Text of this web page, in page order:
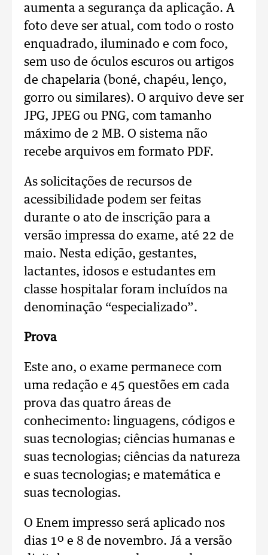
aumenta a segurança da aplicação. A
foto deve ser atual, com todo o rosto
enquadrado, iluminado e com foco,
sem uso de óculos escuros ou artigos
de chapelaria (boné, chapéu, lenço,
gorro ou similares). O arquivo deve ser
JPG, JPEG ou PNG, com tamanho
máximo de 2 MB. O sistema não
recebe arquivos em formato PDF.
As solicitações de recursos de
acessibilidade podem ser feitas
durante o ato de inscrição para a
versão impressa do exame, até 22 de
maio. Nesta edição, gestantes,
lactantes, idosos e estudantes em
classe hospitalar foram incluídos na
denominação “especializado”.
Prova
Este ano, o exame permanece com
uma redação e 45 questões em cada
prova das quatro áreas de
conhecimento: linguagens, códigos e
suas tecnologias; ciências humanas e
suas tecnologias; ciências da natureza
e suas tecnologias; e matemática e
suas tecnologias.
O Enem impresso será aplicado nos
dias 1º e 8 de novembro. Já a versão